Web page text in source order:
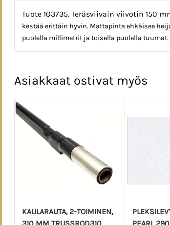
Tuote 103735. Teräsviivain viivotin 150
kestää erittäin hyvin. Mattapinta ehkäisee
puolella millimetrit ja toisella puolella tuumat.
Asiakkaat ostivat myös
KAULARAUTA, 2-TOIMINEN,